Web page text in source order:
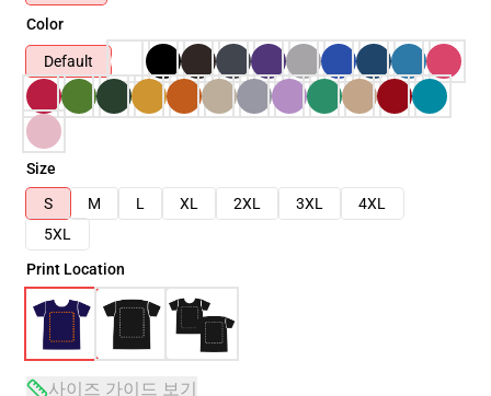
Color
Default
Size
S
M L XL 2XL 3XL
4XL
5XL
Print Location
사이즈 가이드 보기